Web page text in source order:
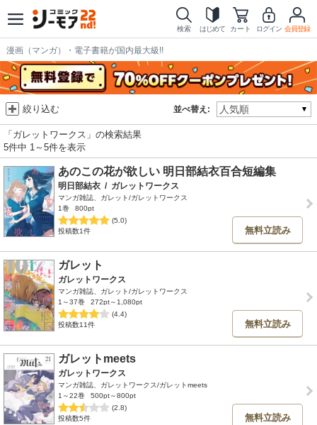
検索 はじめて カート ログイン 会員登録
漫画（マンガ）・電子書籍が国内最大級!!
並べ替え:
絞り込む
「ガレットワークス」の検索結果
5件中 1～5件を表示
あのこの花が欲しい 明日部結衣百合短編集
明日部結衣 / ガレットワークス
マンガ雑誌、ガレット/ガレットワークス
1巻
800pt
(5.0)
投稿数1件
無料立読み
ガレット
ガレットワークス
マンガ雑誌、ガレット/ガレットワークス
1～37巻
272pt～1,080pt
(4.4)
投稿数11件
無料立読み
ガレットmeets
ガレットワークス
マンガ雑誌、ガレットワークス/ガレットmeets
1～22巻
500pt～800pt
(2.8)
投稿数5件
無料立読み